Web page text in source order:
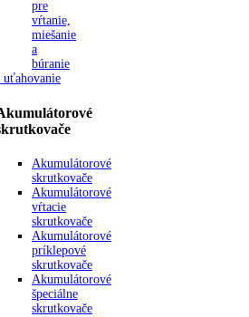
pre
vŕtanie,
miešanie
a
búranie
uťahovanie
Akumulátorové
skrutkovače
Akumulátorové
vŕtacie
skrutkovače
Akumulátorové
príklepové
skrutkovače
Akumulátorové
špeciálne
skrutkovače